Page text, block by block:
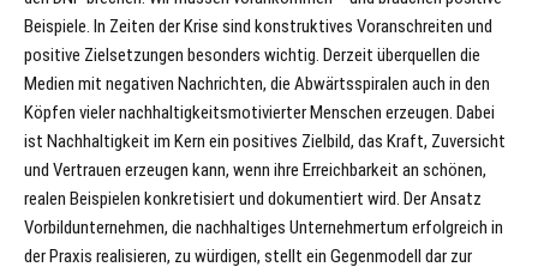
Beispiele. In Zeiten der Krise sind konstruktives Voranschreiten und
positive Zielsetzungen besonders wichtig. Derzeit überquellen die
Medien mit negativen Nachrichten, die Abwärtsspiralen auch in den
Köpfen vieler nachhaltigkeitsmotivierter Menschen erzeugen. Dabei
ist Nachhaltigkeit im Kern ein positives Zielbild, das Kraft, Zuversicht
und Vertrauen erzeugen kann, wenn ihre Erreichbarkeit an schönen,
realen Beispielen konkretisiert und dokumentiert wird. Der Ansatz
Vorbildunternehmen, die nachhaltiges Unternehmertum erfolgreich in
der Praxis realisieren, zu würdigen, stellt ein Gegenmodell dar zur